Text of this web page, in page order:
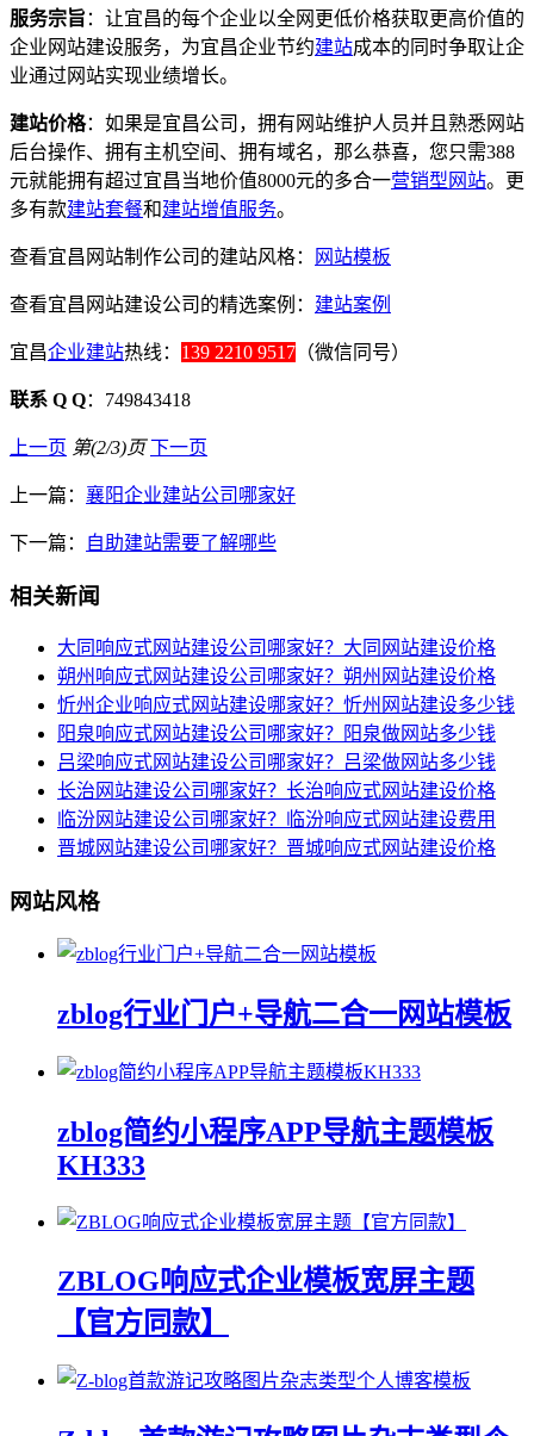
服务宗旨 ：让宜昌的每个企业以全网更低价格获取更高价值的
企业网站建设服务，为宜昌企业节约建站成本的同时争取让企
业通过网站实现业绩增长。
建站价格：如果是宜昌公司，拥有网站维护人员并且熟悉网站
后台操作、拥有主机空间、拥有域名，那么恭喜，您只需388
元就能拥有超过宜昌当地价值8000元的多合一营销型网站。更
多有款建站套餐和建站增值服务。
查看宜昌网站制作公司的建站风格： 网站模板
查看宜昌网站建设公司的精选案例： 建站案例
宜昌企业建站热线： 139 2210 9517 （微信同号）
联系 Q Q：749843418
上一页 第(2/3)页 下一页
上一篇： 襄阳企业建站公司哪家好
下一篇： 自助建站需要了解哪些
相关新闻
大同响应式网站建设公司哪家好？大同网站建设价格
朔州响应式网站建设公司哪家好？朔州网站建设价格
忻州企业响应式网站建设哪家好？忻州网站建设多少钱
阳泉响应式网站建设公司哪家好？阳泉做网站多少钱
吕梁响应式网站建设公司哪家好？吕梁做网站多少钱
长治网站建设公司哪家好？长治响应式网站建设价格
临汾网站建设公司哪家好？临汾响应式网站建设费用
晋城网站建设公司哪家好？晋城响应式网站建设价格
网站风格
zblog行业门户+导航二合一网站模板
zblog简约小程序APP导航主题模板
KH333
ZBLOG响应式企业模板宽屏主题
【官方同款】